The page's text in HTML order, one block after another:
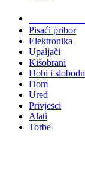
Pisaći pribor
Elektronika
Upaljači
Kišobrani
Hobi i
Dom
Ured
Privjesci
Alati
Torbe